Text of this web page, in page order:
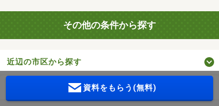
その他の条件から探す
近辺の市区から探す
周辺の駅から探す 資料をもらう(無料)